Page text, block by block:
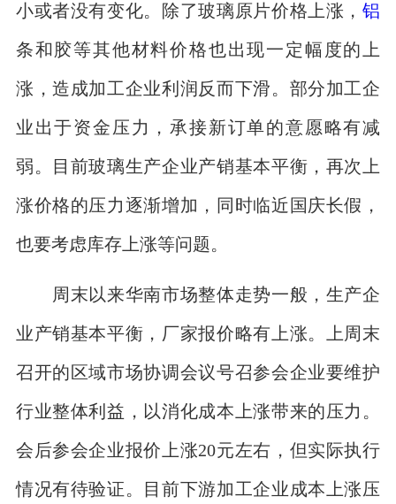
小或者没有变化。除了玻璃原片价格上涨，铝
条和胶等其他材料价格也出现一定幅度的上
涨，造成加工企业利润反而下滑。部分加工企
业出于资金压力，承接新订单的意愿略有减
弱。目前玻璃生产企业产销基本平衡，再次上
涨价格的压力逐渐增加，同时临近国庆长假，
也要考虑库存上涨等问题。
周末以来华南市场整体走势一般，生产企
业产销基本平衡，厂家报价略有上涨。上周末
召开的区域市场协调会议号召参会企业要维护
行业整体利益，以消化成本上涨带来的压力。
会后参会企业报价上涨20元左右，但实际执行
情况有待验证。目前下游加工企业成本上涨压